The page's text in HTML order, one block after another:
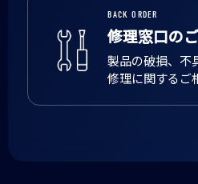
BACK ORDER
修理窓口の
製品の破損、不
修理に関するご